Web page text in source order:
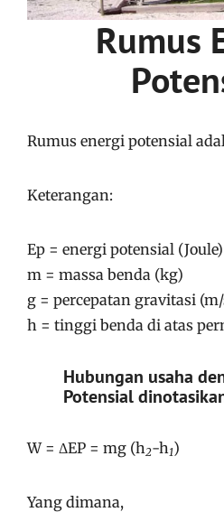
Rumus
Rumus energi potensial
Keterangan:
Ep = energi potensial (Joule)
m = massa benda (kg)
g = percepatan gravitasi
h = tinggi benda di atas
Hubungan usaha
Potensial
W = ΔEP = mg (h 2-h 1)
Yang dimana,